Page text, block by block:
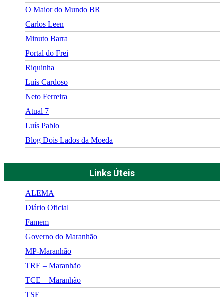
O Maior do Mundo BR
Carlos Leen
Minuto Barra
Portal do Frei
Riquinha
Luís Cardoso
Neto Ferreira
Atual 7
Luís Pablo
Blog Dois Lados da Moeda
Links Úteis
ALEMA
Diário Oficial
Famem
Governo do Maranhão
MP-Maranhão
TRE – Maranhão
TCE – Maranhão
TSE